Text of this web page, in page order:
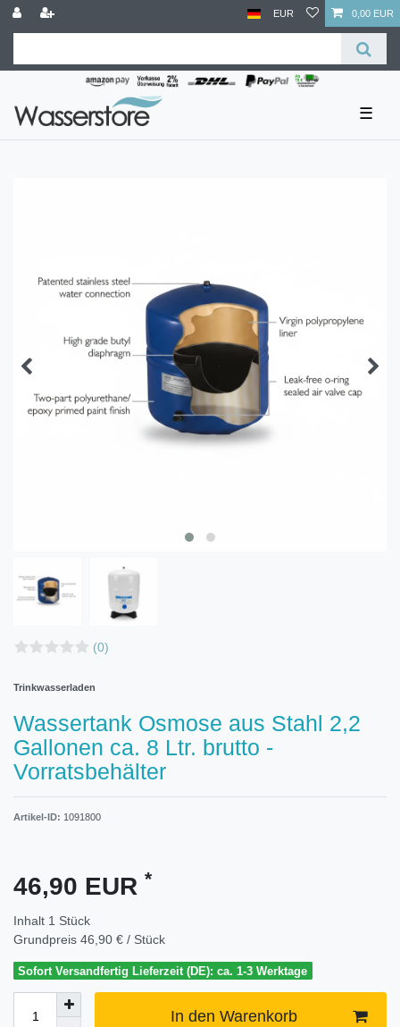
EUR 0,00 EUR
☰
(0)
Trinkwasserladen
Wassertank Osmose aus Stahl 2,2
Gallonen ca. 8 Ltr. brutto -
Vorratsbehälter
Artikel-ID: 1091800
46,90 EUR *
Inhalt 1 Stück
Grundpreis 46,90 € / Stück
Sofort Versandfertig Lieferzeit (DE): ca. 1-3 Werktage
In den Warenkorb